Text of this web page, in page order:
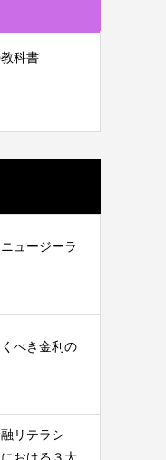
科書
ュージーラ
べき金利の
リテラシ
おける３大